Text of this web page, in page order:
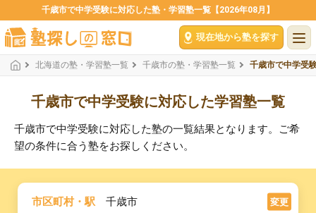
千歳市で中学受験に対応した塾・学習塾一覧【2026年08月】
現在地から塾を探す
北海道の塾・学習塾一覧 千歳市の塾・学習塾一覧 千歳市で中学受
千歳市で中学受験に対応した学習塾一覧
千歳市で中学受験に対応した塾の一覧結果となります。ご希
望の条件に合う塾をお探しください。
市区町村・駅 千歳市 変更